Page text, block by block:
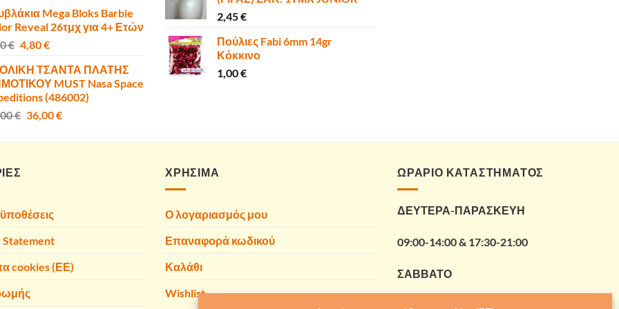
was:
10,00 €.
τιμή
είναι:
Mega Bloks Barbie
Reveal 26τμχ για 4+ Ετών
€ Original
was:
6,00 €.
4,80€Η
τιμή
είναι:
4,80 €.
ΤΣΑΝΤΑ ΠΛΑΤΗΣ
MUST Nasa Space
(486002)
€ Original
was:
36,00€Η
τιμή
2,45€
Πούλιες Fabi 6mm 14gr
Κόκκινο
1,00€
Statement
cookies (ΕΕ)
ΧΡΗΣΙΜΑ
Ο λογαριασμός μου
Επαναφορά κωδικού
Καλάθι
Wishlist
ΩΡΑΡΙΟ ΚΑΤΑΣΤΗΜΑΤΟΣ
ΔΕΥΤΕΡΑ-ΠΑΡΑΣΚΕΥΗ
09:00-14:00 & 17:30-21:00
ΣΑΒΒΑΤΟ